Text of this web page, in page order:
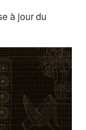
à jour du